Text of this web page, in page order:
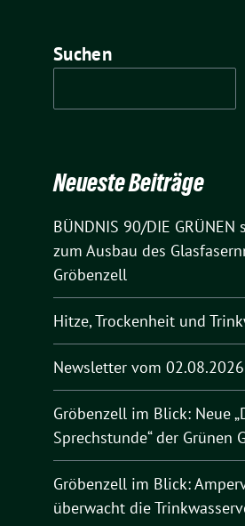
Suchen
Neueste Beiträge
BÜNDNIS 90/DIE
zum Ausbau des
Gröbenzell
Hitze, Trockenheit und
Newsletter vom 02.08.2026
Gröbenzell im Blick: Neue
Sprechstunde“ der Grünen
Gröbenzell im Blick:
überwacht die